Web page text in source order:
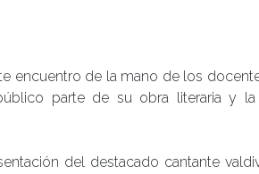
encuentro de la mano de los
parte de su obra literaria y
del destacado cantante